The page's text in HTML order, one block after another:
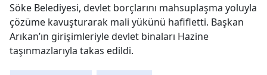
Söke Belediyesi, devlet borçlarını mahsuplaşma yoluyla
çözüme kavuşturarak mali yükünü hafifletti. Başkan
Arıkan’ın girişimleriyle devlet binaları Hazine
taşınmazlarıyla takas edildi.